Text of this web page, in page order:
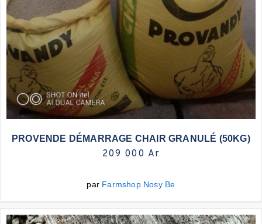
Plus d'infos
PROVENDE DÉMARRAGE CHAIR GRANULÉ (50KG)
209 000 Ar
par Farmshop Nosy Be